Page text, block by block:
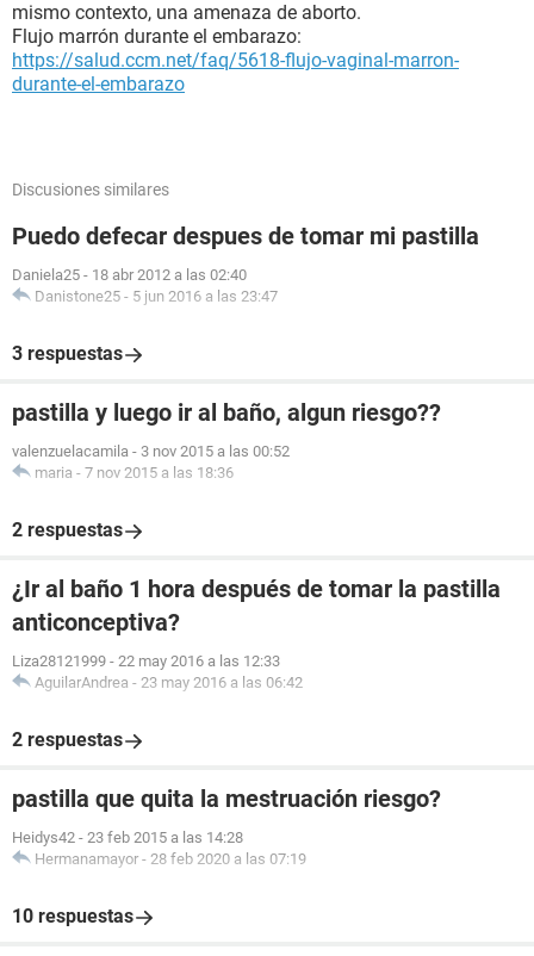
mismo contexto, una amenaza de aborto.
Flujo marrón durante el embarazo:
https://salud.ccm.net/faq/5618-flujo-vaginal-marron-
durante-el-embarazo
Discusiones similares
Puedo defecar despues de tomar mi pastilla
Daniela25 - 18 abr 2012 a las 02:40
Danistone25 - 5 jun 2016 a las 23:47
3 respuestas
pastilla y luego ir al baño, algun riesgo??
valenzuelacamila - 3 nov 2015 a las 00:52
maria - 7 nov 2015 a las 18:36
2 respuestas
¿Ir al baño 1 hora después de tomar la pastilla
anticonceptiva?
Liza28121999 - 22 may 2016 a las 12:33
AguilarAndrea - 23 may 2016 a las 06:42
2 respuestas
pastilla que quita la mestruación riesgo?
Heidys42 - 23 feb 2015 a las 14:28
Hermanamayor - 28 feb 2020 a las 07:19
10 respuestas